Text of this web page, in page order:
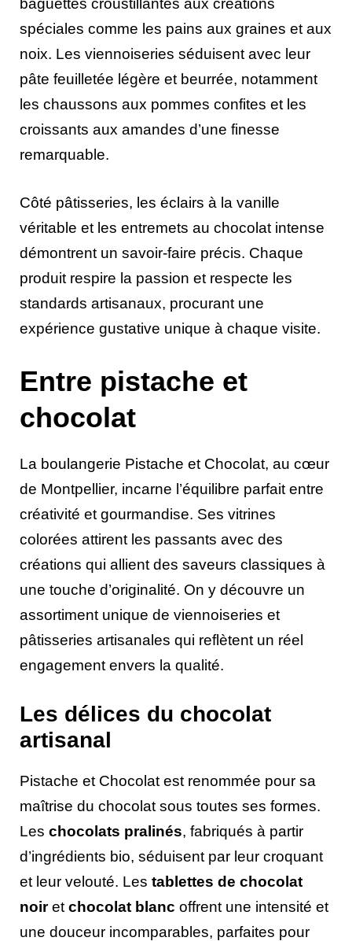
baguettes croustillantes aux créations
spéciales comme les pains aux graines et aux
noix. Les viennoiseries séduisent avec leur
pâte feuilletée légère et beurrée, notamment
les chaussons aux pommes confites et les
croissants aux amandes d’une finesse
remarquable.
Côté pâtisseries, les éclairs à la vanille
véritable et les entremets au chocolat intense
démontrent un savoir-faire précis. Chaque
produit respire la passion et respecte les
standards artisanaux, procurant une
expérience gustative unique à chaque visite.
Entre pistache et
chocolat
La boulangerie Pistache et Chocolat, au cœur
de Montpellier, incarne l’équilibre parfait entre
créativité et gourmandise. Ses vitrines
colorées attirent les passants avec des
créations qui allient des saveurs classiques à
une touche d’originalité. On y découvre un
assortiment unique de viennoiseries et
pâtisseries artisanales qui reflètent un réel
engagement envers la qualité.
Les délices du chocolat
artisanal
Pistache et Chocolat est renommée pour sa
maîtrise du chocolat sous toutes ses formes.
Les chocolats pralinés, fabriqués à partir
d’ingrédients bio, séduisent par leur croquant
et leur velouté. Les tablettes de chocolat
noiret chocolat blanc offrent une intensité et
une douceur incomparables, parfaites pour